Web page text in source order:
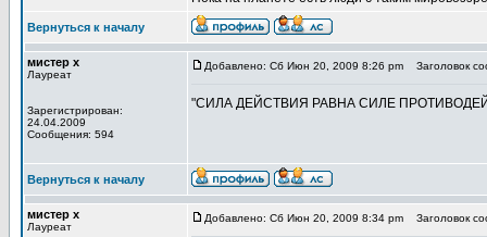
Вернуться к началу
мистер х
Лауреат
Зарегистрирован:
24.04.2009
Сообщения: 594
Добавлено: Сб Июн 20, 2009 8:26 pm Заголовок
"СИЛА ДЕЙСТВИЯ РАВНА СИЛЕ
Вернуться к началу
мистер х
Лауреат
Добавлено: Сб Июн 20, 2009 8:34 pm Заголовок